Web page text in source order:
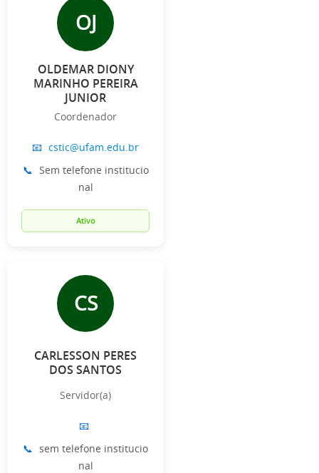
OJ
OLDEMAR DIONY
MARINHO PEREIRA
JUNIOR
Coordenador
📧 cstic@ufam.edu.br
📞 Sem telefone institucio
nal
Ativo
CS
CARLESSON PERES
DOS SANTOS
Servidor(a)
📧
📞 sem telefone institucio
nal